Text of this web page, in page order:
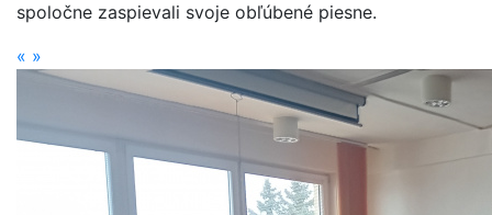
spoločne zaspievali svoje obľúbené piesne.
« »